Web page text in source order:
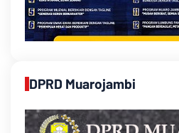
DPRD Muarojambi